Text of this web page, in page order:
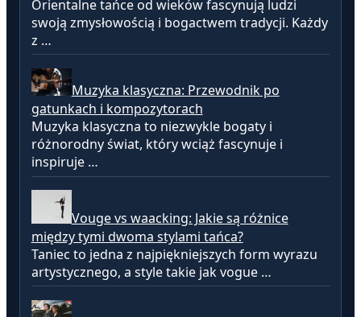
Orientalne tańce od wieków fascynują ludzi
swoją zmysłowością i bogactwem tradycji. Każdy
z …
Muzyka klasyczna: Przewodnik po
gatunkach i kompozytorach
Muzyka klasyczna to niezwykle bogaty i
różnorodny świat, który wciąż fascynuje i
inspiruje …
Vouge vs waacking: Jakie są różnice
między tymi dwoma stylami tańca?
Taniec to jedna z najpiękniejszych form wyrazu
artystycznego, a style takie jak vogue …